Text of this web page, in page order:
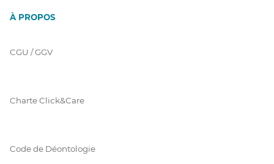
À PROPOS
CGU / GGV
Charte Click&Care
Code de Déontologie